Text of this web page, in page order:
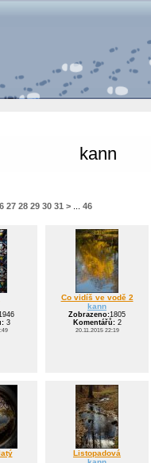
kann
27 28 29 30 31 > 46
3
Co vidíš ve vodě 2
kann
Zobrazeno:1805
Komentářů:2
20.11.2015 22:19
Listopadová